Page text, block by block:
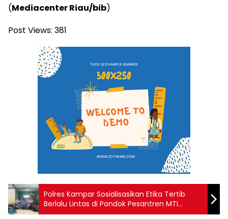
(Mediacenter Riau/bib)
Post Views: 381
Polres Kampar Sosialisasikan Etika Tertib
Berlalu Lintas di Pondok Pesantren MTI
Tanjung Berulak, Jasa Raharja Turut Berikan